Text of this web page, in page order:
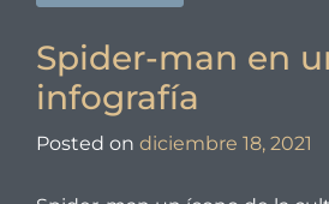
Spider-man en
infografía
Posted on diciembre 18, 2021